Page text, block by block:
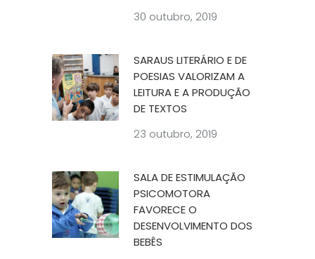
30 outubro, 2019
SARAUS LITERÁRIO E DE
POESIAS VALORIZAM A
LEITURA E A PRODUÇÃO
DE TEXTOS
23 outubro, 2019
SALA DE ESTIMULAÇÃO
PSICOMOTORA
FAVORECE O
DESENVOLVIMENTO DOS
BEBÊS